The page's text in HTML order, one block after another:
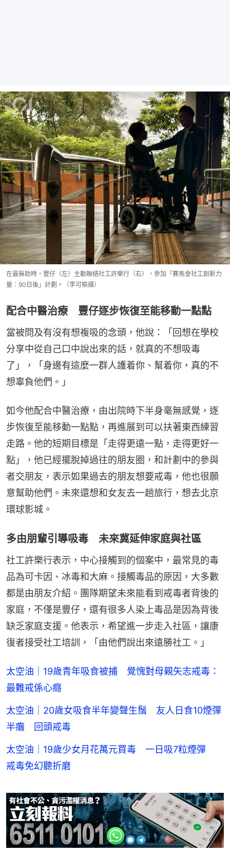
在最無助時，豐仔（左）主動聯絡社工許樂行（右），參加「賽馬會社工創新力
量：90日後」計劃。（李可榆攝）
配合中醫治療 豐仔逐步恢復至能移動一點點
當被問及有沒有想複吸的念頭，他說：「回想在學校
分享中從自己口中說出來的話，就真的不想吸毒
了」，「身邊有這麼一群人護着你、幫着你，真的不
想辜負他們。」
如今他配合中醫治療，由出院時下半身毫無感覺，逐
步恢復至能移動一點點，再進展到可以扶著東西練習
走路。他的短期目標是「走得更遠一點，走得更好一
點」，他已經擺脫掉過往的朋友圈，和計劃中的參與
者交朋友，表示如果過去的朋友想要戒毒，他也很願
意幫助他們。未來還想和女友去一趟旅行，想去北京
環球影城。
多由朋輩引導吸毒 未來冀延伸家庭與社區
社工許樂行表示，中心接觸到的個案中，最常見的毒
品為可卡因、冰毒和大麻。接觸毒品的原因，大多數
都是由朋友介紹。團隊期望未來能看到戒毒者背後的
家庭，不僅是豐仔，還有很多人染上毒品是因為背後
缺乏家庭支援。他表示，希望進一步走入社區，讓康
復者接受社工培訓，「由他們說出來遠勝社工。」
太空油｜19歲青年吸食被捕 覺愧對母親矢志戒毒：
最難戒係心癮
太空油｜20歲女吸食半年變聲生鬚 友人日食10煙彈
半癱 回頭戒毒
太空油｜19歲少女月花萬元買毒 一日吸7粒煙彈
戒毒免幻聽折磨